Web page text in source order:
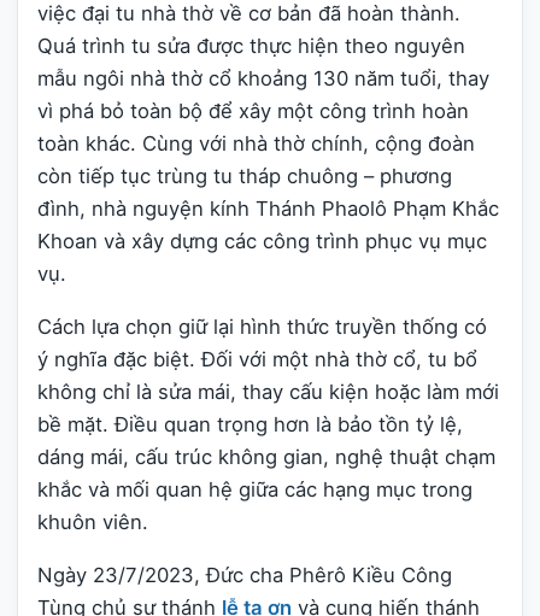
việc đại tu nhà thờ về cơ bản đã hoàn thành.
Quá trình tu sửa được thực hiện theo nguyên
mẫu ngôi nhà thờ cổ khoảng 130 năm tuổi, thay
vì phá bỏ toàn bộ để xây một công trình hoàn
toàn khác. Cùng với nhà thờ chính, cộng đoàn
còn tiếp tục trùng tu tháp chuông – phương
đình, nhà nguyện kính Thánh Phaolô Phạm Khắc
Khoan và xây dựng các công trình phục vụ mục
vụ.
Cách lựa chọn giữ lại hình thức truyền thống có
ý nghĩa đặc biệt. Đối với một nhà thờ cổ, tu bổ
không chỉ là sửa mái, thay cấu kiện hoặc làm mới
bề mặt. Điều quan trọng hơn là bảo tồn tỷ lệ,
dáng mái, cấu trúc không gian, nghệ thuật chạm
khắc và mối quan hệ giữa các hạng mục trong
khuôn viên.
Ngày 23/7/2023, Đức cha Phêrô Kiều Công
Tùng chủ sự thánh lễ tạ ơn và cung hiến thánh